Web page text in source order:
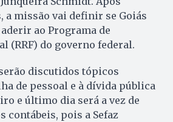
a missão vai definir se Goiás
ao Programa de
(RRF) do governo federal.
discutidos tópicos
de pessoal e à dívida pública
e último dia será a vez de
contábeis, pois a Sefaz